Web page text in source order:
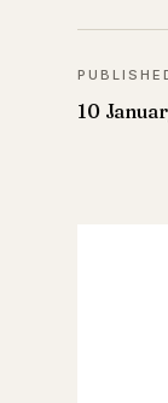
10